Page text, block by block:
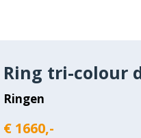
Ring tri-colour
Ringen
€ 1660,-